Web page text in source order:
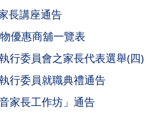
長講座通告
優惠商舖一覽表
行委員會之家長代表選舉(四)
行委員就職典禮通告
家長工作坊」通告